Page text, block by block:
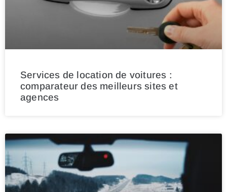
Services de location de voitures :
comparateur des meilleurs sites et
agences